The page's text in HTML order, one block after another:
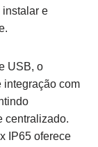
e
USB, o
integração com
centralizado.
IP65 oferece